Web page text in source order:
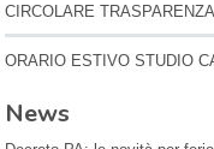
CIRCOLARE
ORARIO ESTIVO STUDIO
News